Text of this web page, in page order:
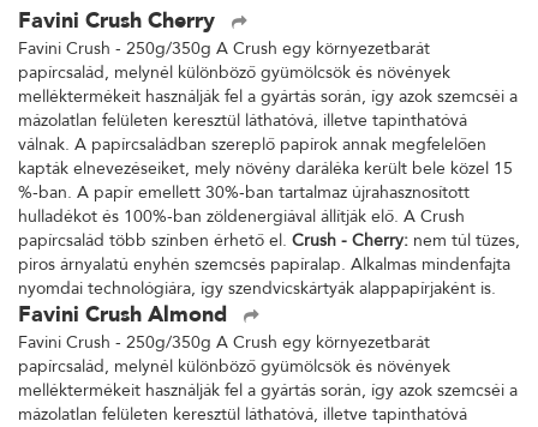
Favini Crush Cherry
Favini Crush - 250g/350g A Crush egy környezetbarát
papírcsalád, melynél különböző gyümölcsök és növények
melléktermékeit használják fel a gyártás során, így azok szemcséi a
mázolatlan felületen keresztül láthatóvá, illetve tapinthatóvá
válnak. A papírcsaládban szereplő papírok annak megfelelően
kapták elnevezéseiket, mely növény daráléka került bele közel 15
%-ban. A papír emellett 30%-ban tartalmaz újrahasznosított
hulladékot és 100%-ban zöldenergiával állítják elő. A Crush
papírcsalád több színben érhető el. Crush - Cherry: nem túl tüzes,
piros árnyalatú enyhén szemcsés papíralap. Alkalmas mindenfajta
nyomdai technológiára, így szendvicskártyák alappapírjaként is.
Favini Crush Almond
Favini Crush - 250g/350g A Crush egy környezetbarát
papírcsalád, melynél különböző gyümölcsök és növények
melléktermékeit használják fel a gyártás során, így azok szemcséi a
mázolatlan felületen keresztül láthatóvá, illetve tapinthatóvá